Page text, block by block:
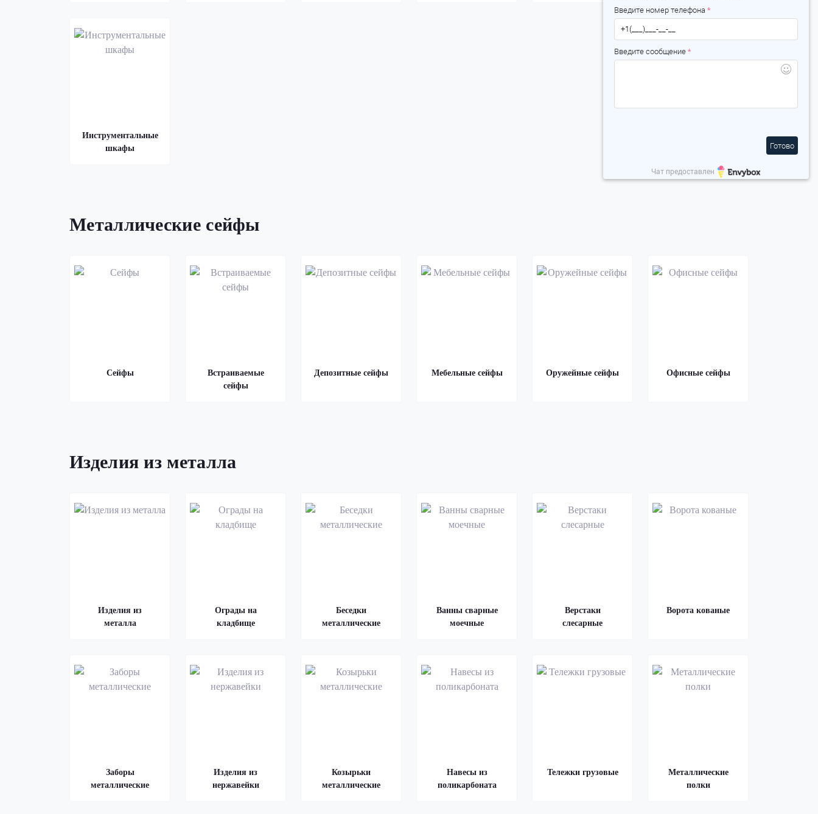
Инструментальные
шкафы
Металлические сейфы
Сейфы
Встраиваемые
сейфы
Депозитные сейфы Мебельные сейфы Оружейные сейфы Офисные сейфы
Изделия из металла
Изделия из
металла
Ограды на
кладбище
Беседки
металлические
Ванны сварные
моечные
Верстаки
слесарные
Ворота кованые
Заборы
металлические
Изделия из
нержавейки
Козырьки
металлические
Навесы из
поликарбоната
Тележки грузовые
Металлические
полки
Введите номер телефона *
Введите сообщение*
Готово
Чат предоставлен